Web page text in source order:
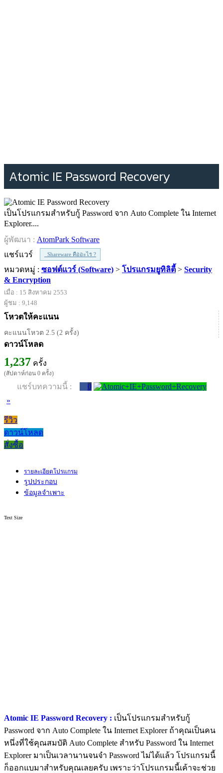
Atomic IE Password Recovery
เป็นโปรแกรมสำหรับกู้ Password จาก Auto Complete ใน Internet
Explorer....
ผู้พัฒนา : AtomPark Software
แชร์แวร์
Shareware คืออะไร ?
หมวดหมู่ : ซอฟต์แวร์ (Software) > โปรแกรมยูทิลิตี้ > Security
& Encryption
เมื่อ : 15 สิงหาคม 2553
ผู้ชม : 9,148
โหวตให้คะแนน
คะแนนโหวต 2.5 (2 ครั้ง)
ดาวน์โหลด
1,237 ครั้ง
(สัปดาห์ก่อน 0 ครั้ง)
แชร์บทความนี้ :
0
»
รีวิว
ดาวน์โหลด
สั่งซื้อ
รายละเอียดโปรแกรม
รูปประกอบ
ข้อมูลจำเพาะ
Text Size
Atomic IE Password Recovery : เป็นโปรแกรมสำหรับกู้
Password จาก Auto Complete ใน Internet Explorer ถ้าคุณเป็นคน
หนึ่งที่ใช้คุณสมบัติ Auto Complete สำหรับ Password ใน Internet
Explorer มาเป็นเวลานานจนจำ Password ไม่ได้แล้ว โปรแกรมนี้
ก็ออกแบมาสำหรับคุณเลยครับ เพราะว่าโปรแกรมนี้เค้าจะช่วย